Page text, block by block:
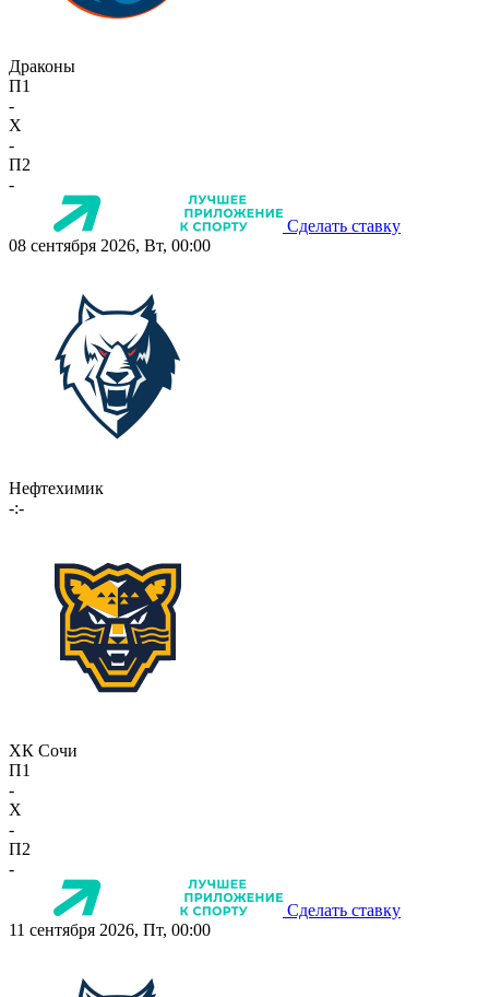
Драконы
П1
-
X
-
П2
-
Сделать ставку
08 сентября 2026, Вт, 00:00
Нефтехимик
-:-
ХК Сочи
П1
-
X
-
П2
-
Сделать ставку
11 сентября 2026, Пт, 00:00